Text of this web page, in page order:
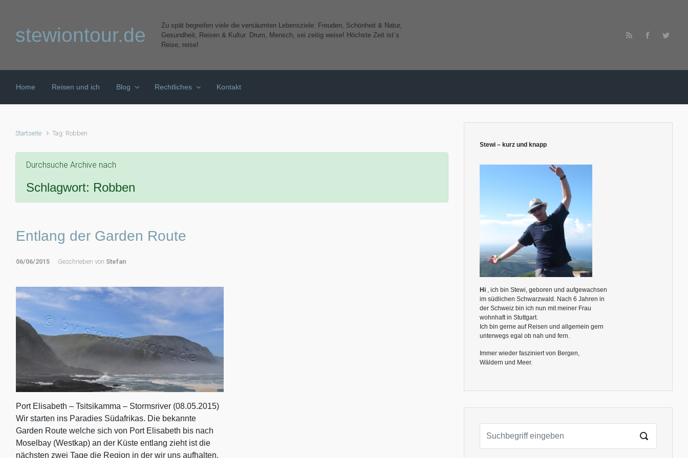
stewiontour.de
Zu spät begreifen viele die versäumten Lebensziele: Freuden, Schönheit & Natur,
Gesundheit, Reisen & Kultur. Drum, Mensch, sei zeitig weise! Höchste Zeit ist´s
Reise, reise!
Home Reisen und ich Blog Rechtliches Kontakt
Startseite Tag: Robben
Durchsuche Archive nach
Schlagwort: Robben
Entlang der Garden Route
06/06/2015 Geschrieben von Stefan
Port Elisabeth – Tsitsikamma – Stormsriver (08.05.2015)
Wir starten ins Paradies Südafrikas. Die bekannte
Garden Route welche sich von Port Elisabeth bis nach
Moselbay (Westkap) an der Küste entlang zieht ist die
nächsten zwei Tage die Region in der wir uns aufhalten.
Stewi – kurz und knapp
Hi , ich bin Stewi, geboren und aufgewachsen
im südlichen Schwarzwald. Nach 6 Jahren in
der Schweiz bin ich nun mit meiner Frau
wohnhaft in Stuttgart.
Ich bin gerne auf Reisen und allgemein gern
unterwegs egal ob nah und fern.
Immer wieder fasziniert von Bergen,
Wäldern und Meer.